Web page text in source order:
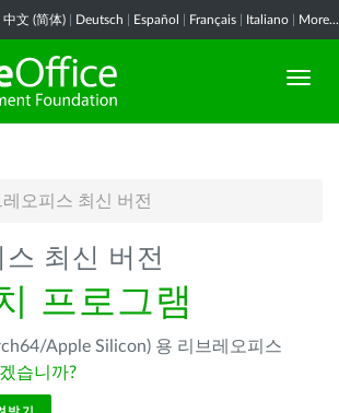
中文 (简体) Deutsch Español Français Italiano More...
레오피스 최신 버전
최신 버전
프로그램
Apple Silicon) 용 리브레오피스
습니까?